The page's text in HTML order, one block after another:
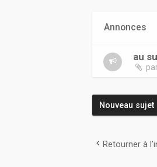
Annonces
au
Nouveau sujet
Retourner à